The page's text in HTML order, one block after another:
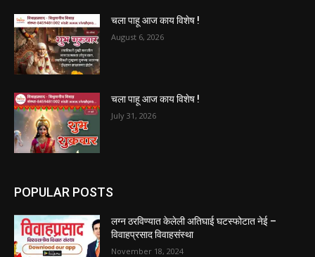
चला पाहू आज काय विशेष !
August 6, 2026
चला पाहू आज काय विशेष !
July 31, 2026
POPULAR POSTS
लग्न ठरविण्यात केलेली अतिघाई घटस्फोटात नेई –
विवाहप्रसाद विवाहसंस्था
November 18, 2024